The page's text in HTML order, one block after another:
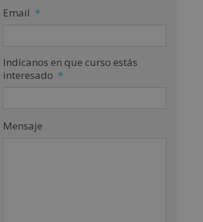
Email *
Indícanos en que curso estás
interesado *
Mensaje